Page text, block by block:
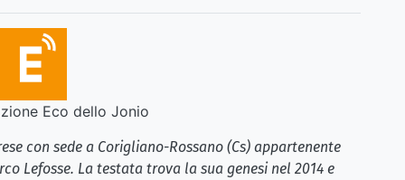
Eco dello Jonio
con sede a Corigliano-Rossano (Cs) appartenente
Lefosse. La testata trova la sua genesi nel 2014 e